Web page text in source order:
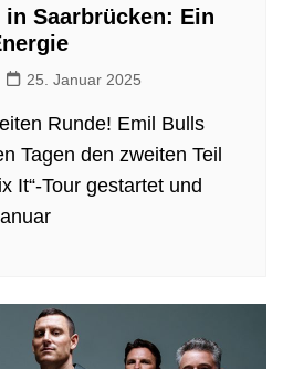
Saarbrücken: Ein
25. Januar 2025
Runde! Emil Bulls
Tagen den zweiten Teil
It“-Tour gestartet und